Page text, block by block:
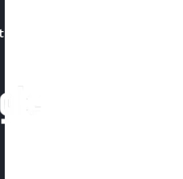
Le prix peut varier en fonction de